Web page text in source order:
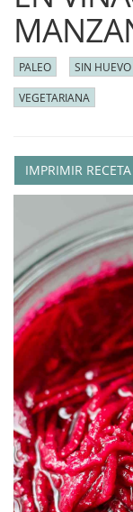
PALEO SIN HUEVO
VEGETARIANA
IMPRIMIR RECETA